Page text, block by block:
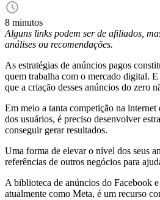
8 minutos
Alguns links podem ser de afiliados,
análises ou recomendações.
As estratégias de anúncios pagos
quem trabalha com o mercado digital. E
que a criação desses anúncios do zero
Em meio a tanta competição na internet
dos usuários, é preciso desenvolver
conseguir gerar resultados.
Uma forma de elevar o nível dos seus
referências de outros negócios para
A biblioteca de anúncios do Facebook
atualmente como Meta, é um recurso